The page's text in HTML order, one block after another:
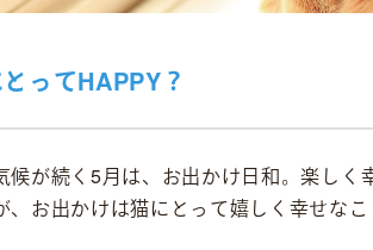
ってHAPPY？
が続く5月は、お出かけ日和。楽しく
お出かけは猫にとって嬉しく幸せなこ